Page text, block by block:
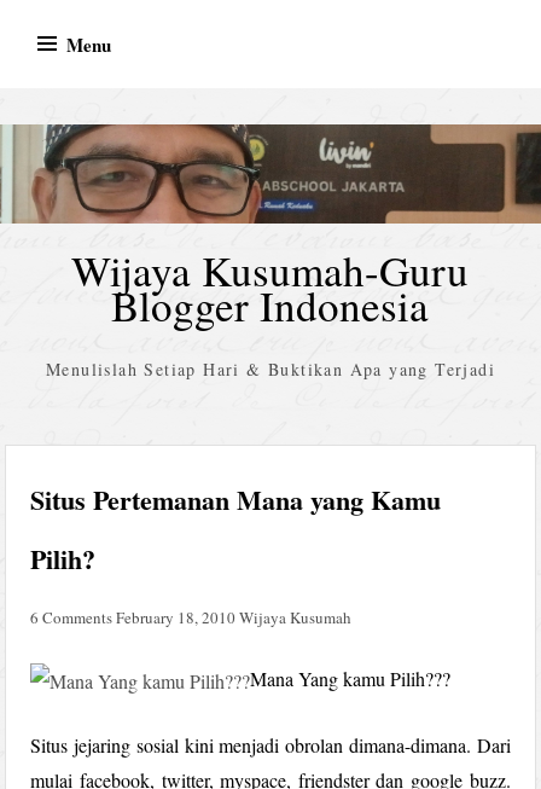
Menu
Wijaya Kusumah-Guru
Blogger Indonesia
Menulislah Setiap Hari & Buktikan Apa yang Terjadi
Situs Pertemanan Mana yang Kamu
Pilih?
6 CommentsFebruary 18, 2010Wijaya Kusumah
Mana Yang kamu Pilih???
Situs jejaring sosial kini menjadi obrolan dimana-dimana. Dari
mulai facebook, twitter, myspace, friendster dan google buzz.